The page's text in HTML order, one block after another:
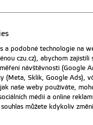
a podobné technologie na
czu.cz), abychom
návštěvnosti (Google
(Meta, Sklik, Google Ads),
naše weby používáte,
médií a online
můžete kdykoliv